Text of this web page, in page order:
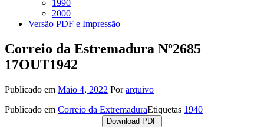
1990
2000
Versão PDF e Impressão
Correio da Estremadura Nº2685
17OUT1942
Publicado em Maio 4, 2022 Porarquivo
Publicado em Correio da ExtremaduraEtiquetas 1940
Download PDF